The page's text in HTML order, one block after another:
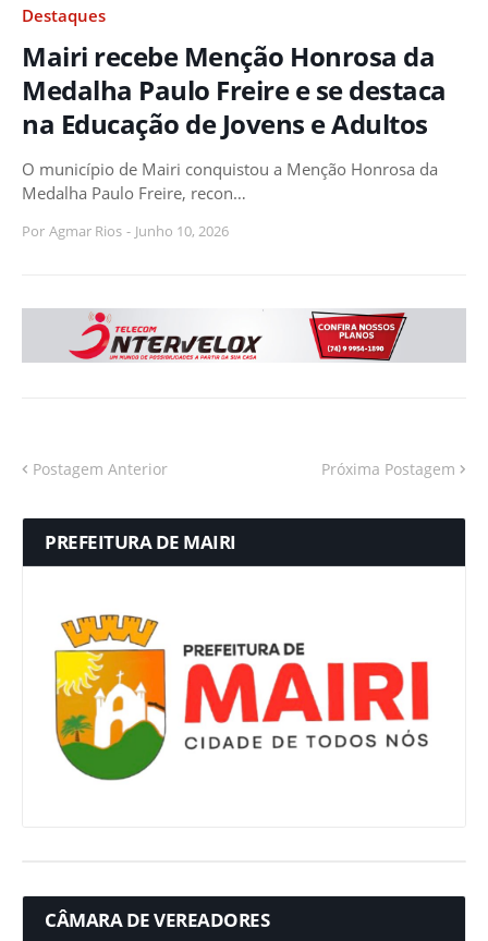
Destaques
Mairi recebe Menção Honrosa da
Medalha Paulo Freire e se destaca
na Educação de Jovens e Adultos
O município de Mairi conquistou a Menção Honrosa da
Medalha Paulo Freire, recon…
Por Agmar Rios - Junho 10, 2026
Postagem Anterior Próxima Postagem
PREFEITURA DE MAIRI
CÂMARA DE VEREADORES